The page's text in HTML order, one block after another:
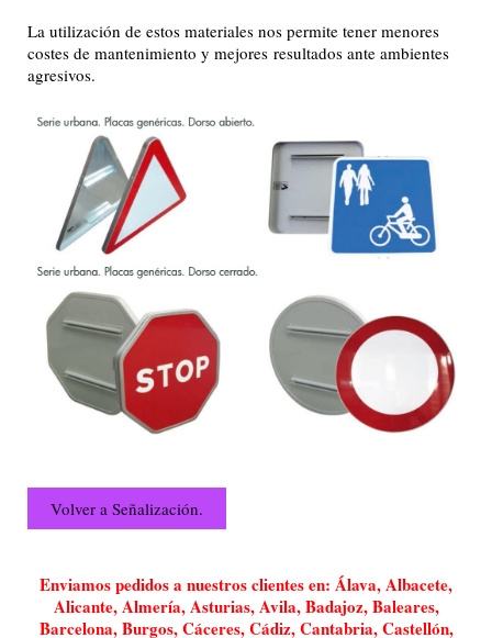
La utilización de estos materiales nos permite tener menores
costes de mantenimiento y mejores resultados ante ambientes
agresivos.
Volver a Señalización.
Enviamos pedidos a nuestros clientes en: Álava, Albacete,
Alicante, Almería, Asturias, Avila, Badajoz, Baleares,
Barcelona, Burgos, Cáceres, Cádiz, Cantabria, Castellón,